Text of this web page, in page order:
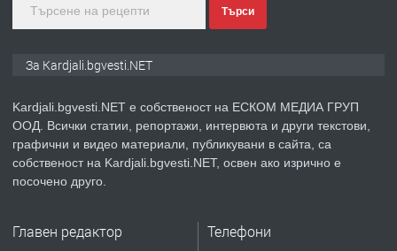
на язовир Студен кладенец 331м2 |
преди 1 година
ПРЕДЛАГА
Курс
Търси
За Kardjali.bgvesti.NET
Kardjali.bgvesti.NET е собственост на ЕСКОМ МЕДИА ГРУП
ООД. Всички статии, репортажи, интервюта и други текстови,
графични и видео материали, публикувани в сайта, са
собственост на Kardjali.bgvesti.NET, освен ако изрично е
посочено друго.
Главен редактор Телефони